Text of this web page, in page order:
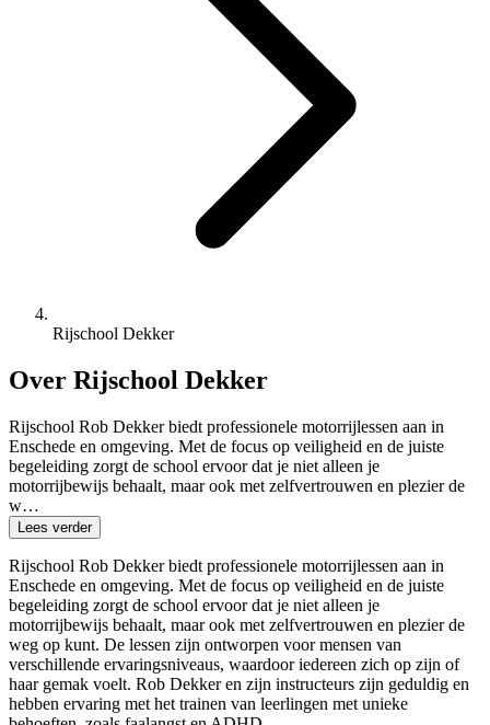
Rijschool Dekker
Over Rijschool Dekker
Rijschool Rob Dekker biedt professionele motorrijlessen aan in
Enschede en omgeving. Met de focus op veiligheid en de juiste
begeleiding zorgt de school ervoor dat je niet alleen je
motorrijbewijs behaalt, maar ook met zelfvertrouwen en plezier de
w…
Lees verder
Rijschool Rob Dekker biedt professionele motorrijlessen aan in
Enschede en omgeving. Met de focus op veiligheid en de juiste
begeleiding zorgt de school ervoor dat je niet alleen je
motorrijbewijs behaalt, maar ook met zelfvertrouwen en plezier de
weg op kunt. De lessen zijn ontworpen voor mensen van
verschillende ervaringsniveaus, waardoor iedereen zich op zijn of
haar gemak voelt. Rob Dekker en zijn instructeurs zijn geduldig en
hebben ervaring met het trainen van leerlingen met unieke